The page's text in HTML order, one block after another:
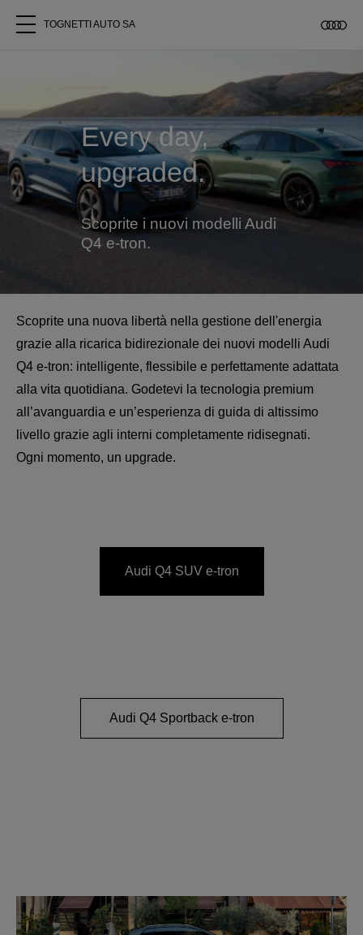
Chi siamo
Acquistare Audi
Service
Clienti commerciali
TOGNETTI AUTO SA
Every day,
upgraded.
Scoprite i nuovi modelli Audi
Q4 e-tron.
Scoprite una nuova libertà nella gestione dell'energia
grazie alla ricarica bidirezionale dei nuovi modelli Audi
Q4 e-tron: intelligente, flessibile e perfettamente adattata
alla vita quotidiana. Godetevi la tecnologia premium
all’avanguardia e un’esperienza di guida di altissimo
livello grazie agli interni completamente ridisegnati.
Ogni momento, un upgrade.
Audi Q4 SUV e-tron
Audi Q4 Sportback e-tron